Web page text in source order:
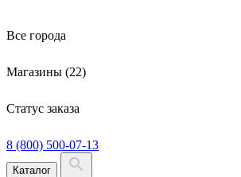
Все города
Магазины (22)
Статус заказа
8 (800) 500-07-13
Каталог